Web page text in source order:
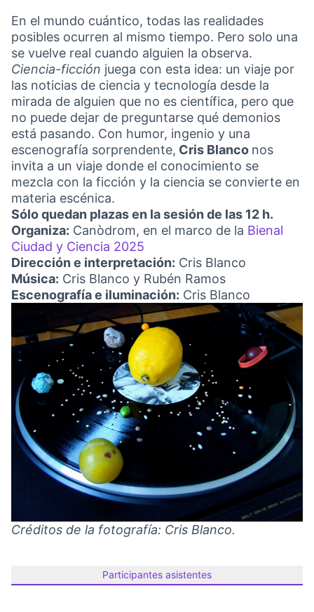
En el mundo cuántico, todas las realidades
posibles ocurren al mismo tiempo. Pero solo una
se vuelve real cuando alguien la observa.
Ciencia-ficción juega con esta idea: un viaje por
las noticias de ciencia y tecnología desde la
mirada de alguien que no es científica, pero que
no puede dejar de preguntarse qué demonios
está pasando. Con humor, ingenio y una
escenografía sorprendente, Cris Blanco nos
invita a un viaje donde el conocimiento se
mezcla con la ficción y la ciencia se convierte en
materia escénica.
Sólo quedan plazas en la sesión de las 12 h.
Organiza: Canòdrom, en el marco de la Bienal
Ciudad y Ciencia 2025
(Link extern)
Dirección e interpretación: Cris Blanco
Música: Cris Blanco y Rubén Ramos
Escenografía e iluminación: Cris Blanco
Créditos de la fotografía: Cris Blanco.
Participantes asistentes